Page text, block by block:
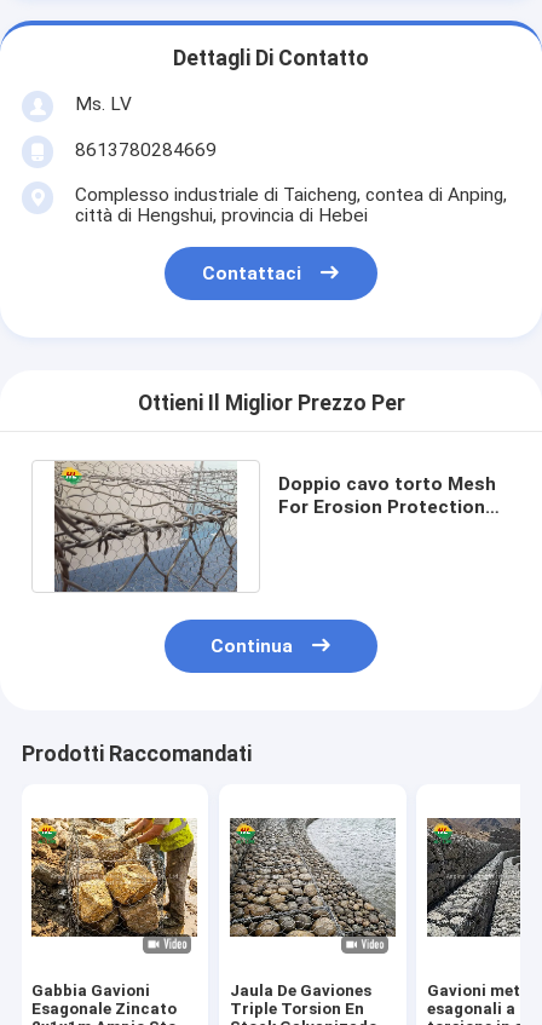
Dettagli Di Contatto
Ms. LV
8613780284669
Complesso industriale di Taicheng, contea di Anping,
città di Hengshui, provincia di Hebei
Contattaci
Ottieni Il Miglior Prezzo Per
Doppio cavo torto Mesh
For Erosion Protection
Continua
Prodotti Raccomandati
Gabbia Gavioni
Esagonale Zincato
Jaula De Gaviones
Triple Torsion En
Gavioni
esagonali a